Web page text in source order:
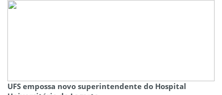
UFS empossa novo superintendente do Hospital